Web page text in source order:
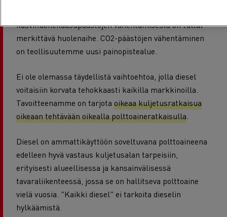
kasvihuonekaasupäästöjen vähentämisestä on tullut
merkittävä huolenaihe. CO2-päästöjen vähentäminen
on teollisuutemme uusi painopistealue.
Ei ole olemassa täydellistä vaihtoehtoa, jolla diesel
voitaisiin korvata tehokkaasti kaikilla markkinoilla.
Tavoitteenamme on tarjota oikeaa kuljetusratkaisua
oikeaan tehtävään oikealla polttoaineratkaisulla
Diesel on ammattikäyttöön soveltuvana polttoaineena
edelleen hyvä vastaus kuljetusalan tarpeisiin,
erityisesti alueellisessa ja kansainvälisessä
tavaraliikenteessä, jossa se on hallitseva polttoaine
vielä vuosia. "Kaikki diesel" ei tarkoita dieselin
hylkäämistä.